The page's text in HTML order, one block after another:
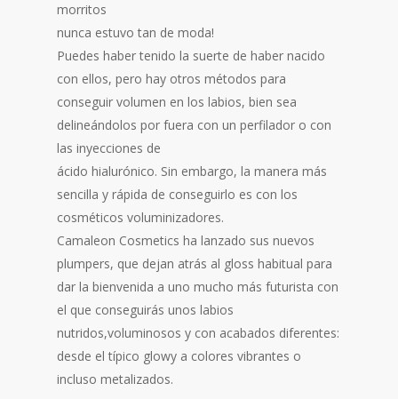
morritos
nunca estuvo tan de moda!
Puedes haber tenido la suerte de haber nacido
con ellos, pero hay otros métodos para
conseguir volumen en los labios, bien sea
delineándolos por fuera con un perfilador o con
las inyecciones de
ácido hialurónico. Sin embargo, la manera más
sencilla y rápida de conseguirlo es con los
cosméticos voluminizadores.
Camaleon Cosmetics ha lanzado sus nuevos
plumpers, que dejan atrás al gloss habitual para
dar la bienvenida a uno mucho más futurista con
el que conseguirás unos labios
nutridos,voluminosos y con acabados diferentes:
desde el típico glowy a colores vibrantes o
incluso metalizados.